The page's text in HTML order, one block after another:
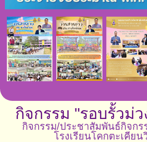
กิจกรรม "รอบรั้วม่ว
กิจกรรม/ประชาสัมพันธ์กิจกร
โรงเรียนโคกตะเคียน